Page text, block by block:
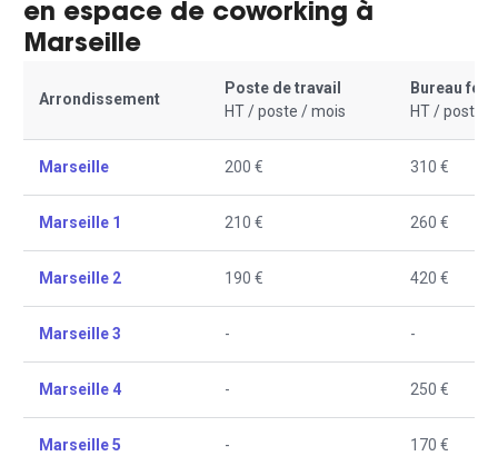
en espace de coworking à
Marseille
Arrondissement
Poste de travail
HT / poste / mois
Bureau
HT / poste /
Marseille 200 € 310 €
Marseille 1 210 € 260 €
Marseille 2 190 € 420 €
Marseille 3 - -
Marseille 4 - 250 €
Marseille 5 - 170 €